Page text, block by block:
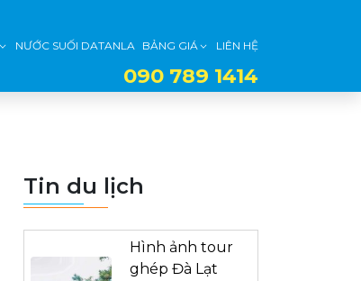
NƯỚC SUỐI DATANLA BẢNG GIÁ LIÊN HỆ
090 789 1414
Tin du lịch
Hình ảnh tour
ghép Đà Lạt